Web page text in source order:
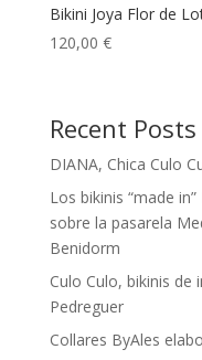
Bikini Joya Flor de
120,00 €
Recent Posts
DIANA, Chica Culo
Los bikinis “made
sobre la pasarela
Benidorm
Culo Culo, bikinis de
Pedreguer
Collares ByAles